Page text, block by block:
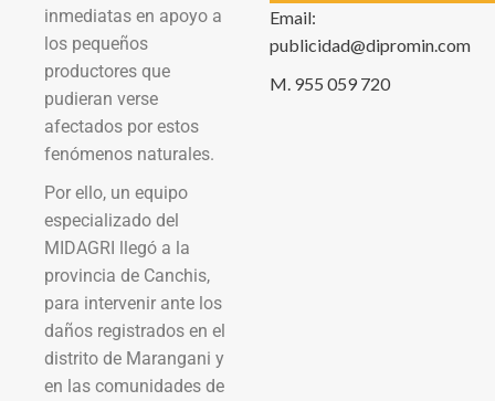
inmediatas en apoyo a
los pequeños
productores que
pudieran verse
afectados por estos
fenómenos naturales.
Por ello, un equipo
especializado del
MIDAGRI llegó a la
provincia de Canchis,
para intervenir ante los
daños registrados en el
distrito de Marangani y
en las comunidades de
Email:
publicidad@dipromin.com
M. 955 059 720